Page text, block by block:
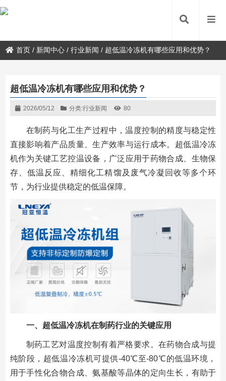
首页 / 新闻中心 /行业新闻 / 超低温冷冻机有哪些应用和优势？
超低温冷冻机有哪些应用和优势？
2026/05/12 分类:行业新闻 80
在制药与化工生产过程中，温度控制的精度与稳定性
直接影响着产品质量、生产效率与运行成本。超低温冷冻
机作为关键工艺控温设备，广泛应用于药物合成、生物保
存、低温反应、精细化工精馏及废气冷凝回收等多个环
节，为行业提供稳定的低温保障。
一、超低温冷冻机在制药行业的关键应用
制药工艺对温度控制有着严格要求。在药物合成与提
纯阶段，超低温冷冻机可提供-40℃至-80℃的低温环境，
用于手性化合物合成、氨基酸等晶体的定向生长，有助于